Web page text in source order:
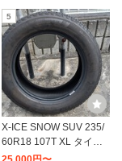
5
X-ICE SNOW SUV 235/
60R18 107T XL タイヤ×
4本セット